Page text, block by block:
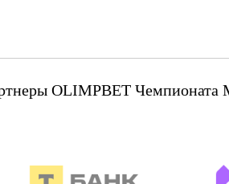
OLIMPBET Чемпионата